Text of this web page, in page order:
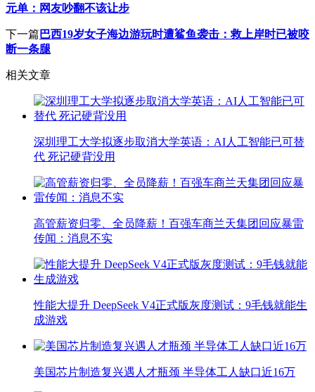
元单：网友吵翻不该让步
下一篇 巴西19岁女子海边游玩时遭鲨鱼袭击：救上岸时已被咬
断一条腿
相关文章
深圳理工大学拟逐步取消大学英语：AI人工智能已可替
代 死记硬背没用
高管薪资归零、全员降薪！百强车商兰天集团回应暴雷
传闻：消息不实
性能大提升 DeepSeek V4正式版灰度测试：9毛钱就能生
成游戏
美国芯片制造复兴遇人才瓶颈 半导体工人缺口近16万